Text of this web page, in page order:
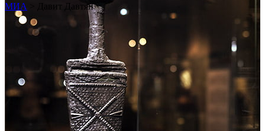
МИА Давит Давтян